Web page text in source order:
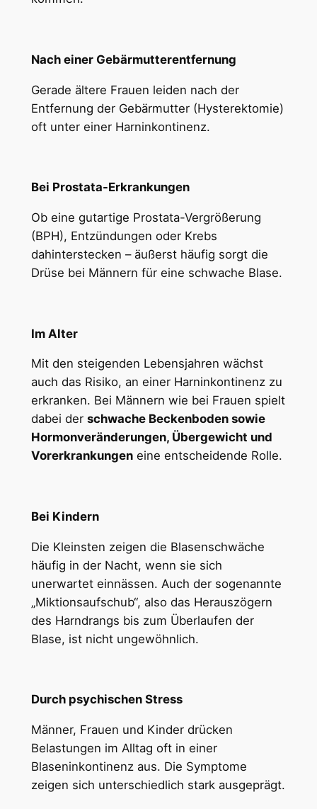
Nach einer Gebärmutterentfernung
Gerade ältere Frauen leiden nach der
Entfernung der Gebärmutter (Hysterektomie)
oft unter einer Harninkontinenz.
Bei Prostata-Erkrankungen
Ob eine gutartige Prostata-Vergrößerung
(BPH), Entzündungen oder Krebs
dahinterstecken – äußerst häufig sorgt die
Drüse bei Männern für eine schwache Blase.
Im Alter
Mit den steigenden Lebensjahren wächst
auch das Risiko, an einer Harninkontinenz zu
erkranken. Bei Männern wie bei Frauen spielt
dabei der schwache Beckenboden sowie
Hormonveränderungen, Übergewicht und
Vorerkrankungeneine entscheidende Rolle.
Bei Kindern
Die Kleinsten zeigen die Blasenschwäche
häufig in der Nacht, wenn sie sich
unerwartet einnässen. Auch der sogenannte
„Miktionsaufschub“, also das Herauszögern
des Harndrangs bis zum Überlaufen der
Blase, ist nicht ungewöhnlich.
Durch psychischen Stress
Männer, Frauen und Kinder drücken
Belastungen im Alltag oft in einer
Blaseninkontinenz aus. Die Symptome
zeigen sich unterschiedlich stark ausgeprägt.